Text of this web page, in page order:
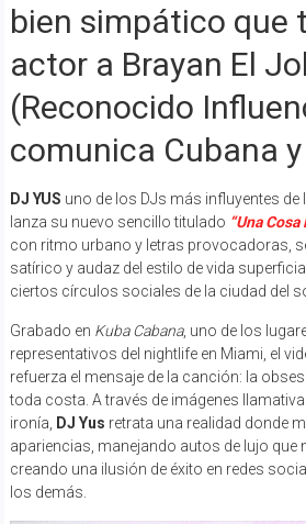
bien simpático que
actor a Brayan El
(Reconocido
comunica Cubana
DJ YUS uno de los DJs más influyentes de
lanza su nuevo sencillo titulado “Una Cosa
con ritmo urbano y letras provocadoras,
satírico y audaz del estilo de vida
ciertos círculos sociales de la ciudad del
Grabado en Kuba Cabana, uno de los
representativos del nightlife en Miami, el
refuerza el mensaje de la canción: la
toda costa. A través de imágenes
ironía,
DJ Yus retrata una realidad donde
apariencias, manejando autos de lujo que
creando una ilusión de éxito en redes
los demás.